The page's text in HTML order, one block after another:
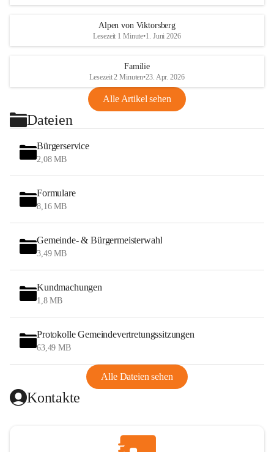
Alpen von Viktorsberg
Lesezeit 1 Minute•1. Juni 2026
Familie
Lesezeit 2 Minuten•23. Apr. 2026
Alle Artikel sehen
Dateien
Bürgerservice
2,08 MB
Formulare
8,16 MB
Gemeinde- & Bürgermeisterwahl
3,49 MB
Kundmachungen
1,8 MB
Protokolle Gemeindevertretungssitzungen
63,49 MB
Alle Dateien sehen
Kontakte